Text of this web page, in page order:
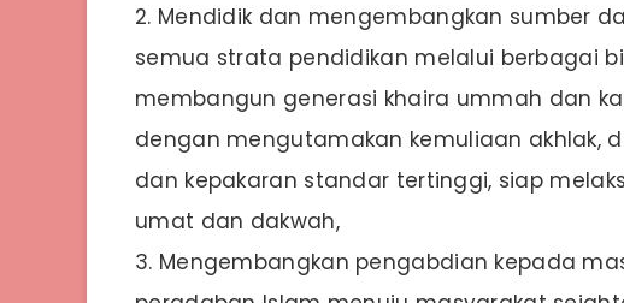
2. Mendidik dan mengembangkan sumber
semua strata pendidikan melalui berbagai
membangun generasi khaira ummah dan
dengan mengutamakan kemuliaan akhlak,
dan kepakaran standar tertinggi, siap
umat dan dakwah,
3. Mengembangkan pengabdian kepada